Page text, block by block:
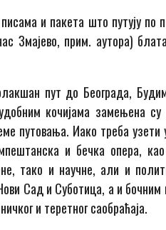
и пакета што путују по
Змајево, прим. аутора)
пут до Београда,
кочијама замењена
путовања. Иако треба узети
и бечка опера,
тако и научне, али и
Сад и Суботица, а и бочним
и теретног саобраћаја.